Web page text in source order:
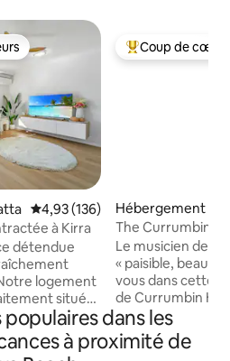
les plus appréciés
Évaluation moyenne sur la
4,93 (136)
à Kirra
détendue
logement
situé
au
à quelques
de Kirra
Coups de cœur
Coup de cœur
Hébergement ⋅
The Currumbin
Sauna/Icebath/
Le musicien de
« paisible, beau
vous dans cette
de Currumbin
imprenable sur
Cette maison
niveaux offre
dans les
à proximité de